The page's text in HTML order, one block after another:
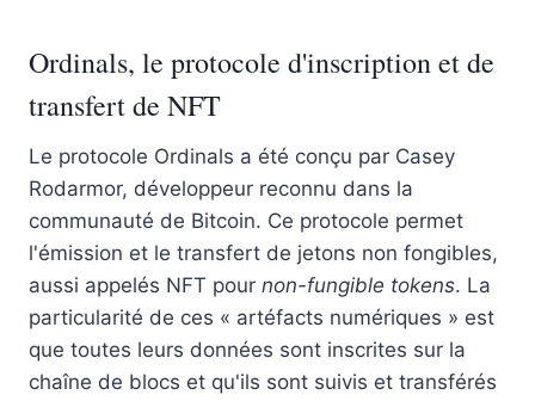
Ordinals, le protocole d'inscription et de
transfert de NFT
Le protocole Ordinals a été conçu par Casey
Rodarmor, développeur reconnu dans la
communauté de Bitcoin. Ce protocole permet
l'émission et le transfert de jetons non fongibles,
aussi appelés NFT pour non-fungible tokens. La
particularité de ces « artéfacts numériques » est
que toutes leurs données sont inscrites sur la
chaîne de blocs et qu'ils sont suivis et transférés